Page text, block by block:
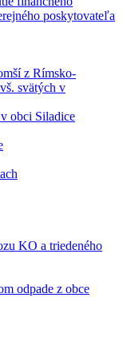
poskytovateľa
z Rímsko-
svätých v
obci Siladice
KO a triedeného
odpade z obce